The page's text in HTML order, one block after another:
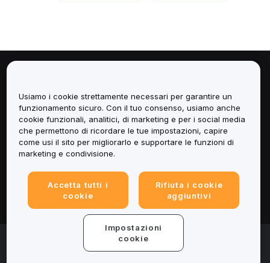
Servizi
Assistenza
Informazioni legali
© 2025-2026 Bybit.eu. All rights reserved.
Usiamo i cookie strettamente necessari per garantire un
funzionamento sicuro. Con il tuo consenso, usiamo anche
cookie funzionali, analitici, di marketing e per i social media
che permettono di ricordare le tue impostazioni, capire
come usi il sito per migliorarlo e supportare le funzioni di
marketing e condivisione.
Accetta tutti i
cookie
Rifiuta i cookie
aggiuntivi
Impostazioni
cookie